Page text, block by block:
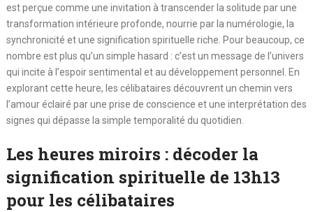
est perçue comme une invitation à transcender la solitude par une
transformation intérieure profonde, nourrie par la numérologie, la
synchronicité et une signification spirituelle riche. Pour beaucoup, ce
nombre est plus qu’un simple hasard : c’est un message de l’univers
qui incite à l’espoir sentimental et au développement personnel. En
explorant cette heure, les célibataires découvrent un chemin vers
l’amour éclairé par une prise de conscience et une interprétation des
signes qui dépasse la simple temporalité du quotidien.
Les heures miroirs : décoder la
signification spirituelle de 13h13
pour les célibataires